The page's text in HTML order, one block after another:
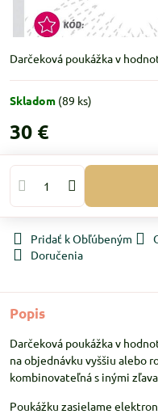
Darčeková poukážka v
Skladom (89 ks)
30 €
Pridať k Obľúbeným
Doručenia
Popis
Darčeková poukážka v
na objednávku vyššiu alebo
kombinovateľná s inými
Poukážku zasielame